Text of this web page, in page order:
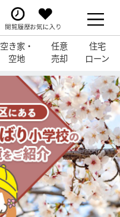
空き家・
空地
任意
売却
住宅
ローン